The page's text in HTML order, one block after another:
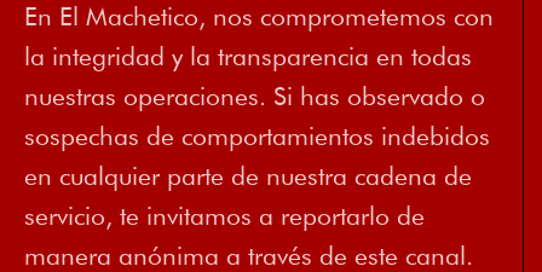
En El Machetico, nos comprometemos con
la integridad y la transparencia en todas
nuestras operaciones. Si has observado o
sospechas de comportamientos indebidos
en cualquier parte de nuestra cadena de
servicio, te invitamos a reportarlo de
manera anónima a través de este canal.